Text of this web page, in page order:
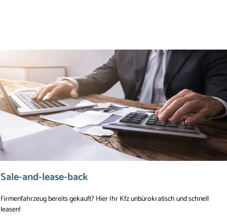
Sale-and-lease-back
Firmenfahrzeug bereits gekauft? Hier Ihr Kfz unbürokratisch und schnell
leasen!